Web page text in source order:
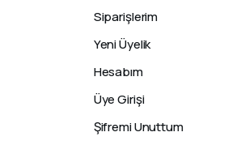
Siparişlerim
Yeni Üyelik
Hesabım
Üye Girişi
Şifremi Unuttum